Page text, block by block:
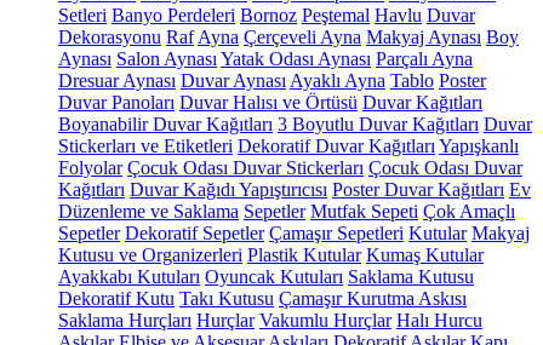
Setleri Banyo Perdeleri Bornoz Peştemal Havlu Duvar
Dekorasyonu Raf Ayna Çerçeveli Ayna Makyaj Aynası Boy
Aynası Salon Aynası Yatak Odası Aynası Parçalı Ayna
Dresuar Aynası Duvar Aynası Ayaklı Ayna Tablo Poster
Duvar Panoları Duvar Halısı ve Örtüsü Duvar Kağıtları
Boyanabilir Duvar Kağıtları 3 Boyutlu Duvar Kağıtları Duvar
Stickerları ve Etiketleri Dekoratif Duvar Kağıtları Yapışkanlı
Folyolar Çocuk Odası Duvar Stickerları Çocuk Odası Duvar
Kağıtları Duvar Kağıdı Yapıştırıcısı Poster Duvar Kağıtları Ev
Düzenleme ve Saklama Sepetler Mutfak Sepeti Çok Amaçlı
Sepetler Dekoratif Sepetler Çamaşır Sepetleri Kutular Makyaj
Kutusu ve Organizerleri Plastik Kutular Kumaş Kutular
Ayakkabı Kutuları Oyuncak Kutuları Saklama Kutusu
Dekoratif Kutu Takı Kutusu Çamaşır Kurutma Askısı
Saklama Hurçları Hurçlar Vakumlu Hurçlar Halı Hurcu